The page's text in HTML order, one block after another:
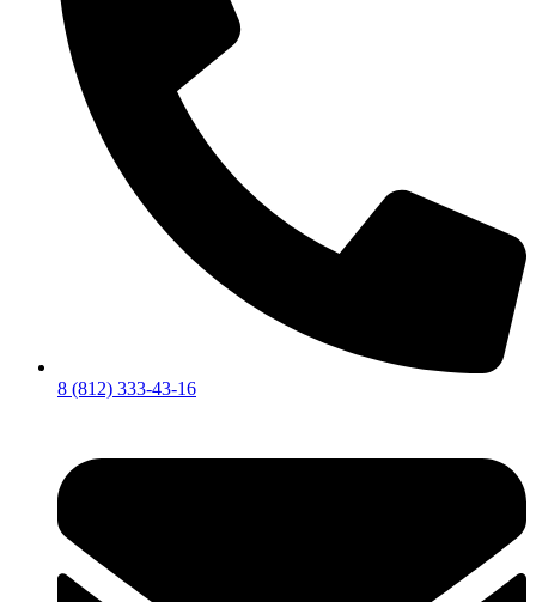
8 (812) 333-43-16